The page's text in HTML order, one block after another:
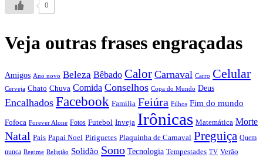
0
Veja outras frases engraçadas
Amigos Ano novo Beleza Bêbado Calor Carnaval Carro Celular
Cerveja Chato Chuva Comida Conselhos Copa do Mundo Deus
Encalhados Facebook Familia Feiúra Filhos Fim do mundo
Fofoca Forever Alone Fotos Futebol Inveja Irônicas Matemática Morte
Natal Pais Papai Noel Piriguetes Plaquinha de Carnaval Preguiça Quem
nunca Regime Religião Solidão Sono Tecnologia Tempestades TV Verão